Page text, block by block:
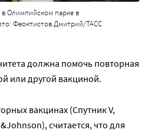
в Олимпийском парке в
Феоктистов Дмитрий/ТАСС
должна помочь повторная
или другой вакциной.
вакцинах (Спутник V,
считается, что для